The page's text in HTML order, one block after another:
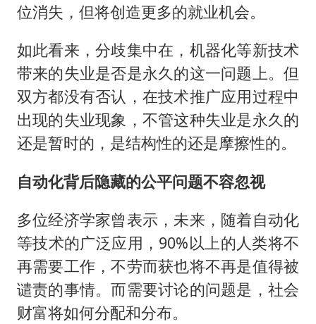
位消失，但将创造更多的就业机会。
如此看来，分歧集中在，机器化等新技术
带来的失业是否是永久的这一问题上。但
双方都没有否认，在技术推广应用过程中
出现的失业现象，不管这种失业是永久的
还是暂时的，是结构性的还是摩擦性的。
自动化背后隐藏的公平问题不容忽视
多位经济学家曾表示，未来，随着自动化
等技术的广泛应用，90%以上的人类将不
再需要工作，不劳而获也将不再是值得被
谴责的事情。而需要讨论的问题是，社会
财富将如何分配和分布。